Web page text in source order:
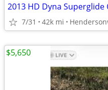
2013 HD Dyna Superglide
7/31 42k mi
$5,650